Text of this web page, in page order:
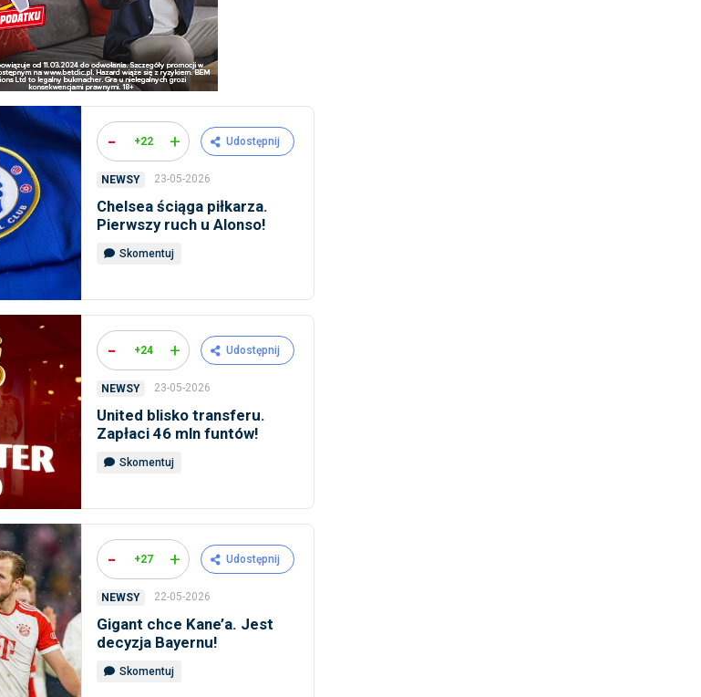
- +22 + Udostępnij
NEWSY 23-05-2026
Chelsea ściąga piłkarza.
Pierwszy ruch u Alonso!
Skomentuj
- +24 + Udostępnij
NEWSY 23-05-2026
United blisko transferu.
Zapłaci 46 mln funtów!
Skomentuj
- +27 + Udostępnij
NEWSY 22-05-2026
Gigant chce Kane’a. Jest
decyzja Bayernu!
Skomentuj